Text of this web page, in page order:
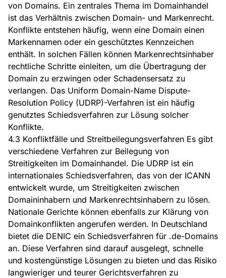
von Domains. Ein zentrales Thema im Domainhandel
ist das Verhältnis zwischen Domain- und Markenrecht.
Konflikte entstehen häufig, wenn eine Domain einen
Markennamen oder ein geschütztes Kennzeichen
enthält. In solchen Fällen können Markenrechtsinhaber
rechtliche Schritte einleiten, um die Übertragung der
Domain zu erzwingen oder Schadensersatz zu
verlangen. Das Uniform Domain-Name Dispute-
Resolution Policy (UDRP)-Verfahren ist ein häufig
genutztes Schiedsverfahren zur Lösung solcher
Konflikte.
4.3 Konfliktfälle und Streitbeilegungsverfahren Es gibt
verschiedene Verfahren zur Beilegung von
Streitigkeiten im Domainhandel. Die UDRP ist ein
internationales Schiedsverfahren, das von der ICANN
entwickelt wurde, um Streitigkeiten zwischen
Domaininhabern und Markenrechtsinhabern zu lösen.
Nationale Gerichte können ebenfalls zur Klärung von
Domainkonflikten angerufen werden. In Deutschland
bietet die DENIC ein Schiedsverfahren für .de-Domains
an. Diese Verfahren sind darauf ausgelegt, schnelle
und kostengünstige Lösungen zu bieten und das Risiko
langwieriger und teurer Gerichtsverfahren zu